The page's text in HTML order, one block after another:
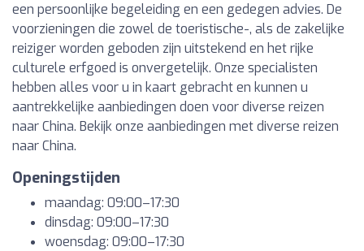
een persoonlijke begeleiding en een gedegen advies. De
voorzieningen die zowel de toeristische-, als de zakelijke
reiziger worden geboden zijn uitstekend en het rijke
culturele erfgoed is onvergetelijk. Onze specialisten
hebben alles voor u in kaart gebracht en kunnen u
aantrekkelijke aanbiedingen doen voor diverse reizen
naar China. Bekijk onze aanbiedingen met diverse reizen
naar China.
Openingstijden
maandag: 09:00–17:30
dinsdag: 09:00–17:30
woensdag: 09:00–17:30